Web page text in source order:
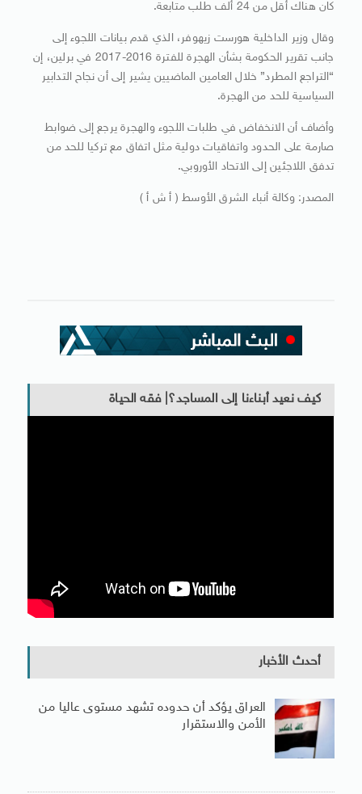
كان هناك أقل من 24 ألف طلب متابعة.
وقال وزير الداخلية هورست زيهوفر، الذي قدم بيانات اللجوء إلى
جانب تقرير الحكومة بشأن الهجرة للفترة 2016-2017 في برلين، إن
“التراجع المطرد” خلال العامين الماضيين يشير إلى أن نجاح التدابير
السياسية للحد من الهجرة.
وأضاف أن الانخفاض في طلبات اللجوء والهجرة يرجع إلى ضوابط
صارمة على الحدود واتفاقيات دولية مثل اتفاق مع تركيا للحد من
تدفق اللاجئين إلى الاتحاد الأوروبي.
المصدر: وكالة أنباء الشرق الأوسط ( أ ش أ )
كيف نعيد أبناءنا إلى المساجد؟| فقه الحياة
أحدث الأخبار
العراق يؤكد أن حدوده تشهد مستوى عاليا من
الأمن والاستقرار